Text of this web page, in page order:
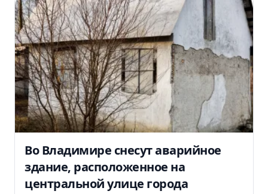
Во Владимире снесут аварийное
здание, расположенное на
центральной улице города